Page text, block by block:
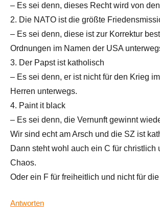
– Es sei denn, dieses Recht wird von
2. Die NATO ist die größte
– Es sei denn, diese ist zur Korrektur
Ordnungen im Namen der USA
3. Der Papst ist katholisch
– Es sei denn, er ist nicht für den Krieg
Herren unterwegs.
4. Paint it black
– Es sei denn, die Vernunft gewinnt
Wir sind echt am Arsch und die SZ ist
Dann steht wohl auch ein C für christlich
Chaos.
Oder ein F für freiheitlich und nicht für
Antworten